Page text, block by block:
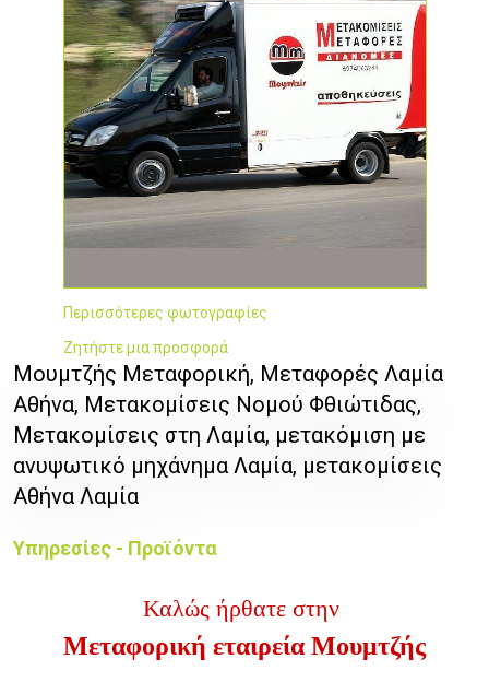
Περισσότερες φωτογραφίες
Ζητήστε μια προσφορά
Μουμτζής Μεταφορική, Μεταφορές Λαμία
Αθήνα, Μετακομίσεις Νομού Φθιώτιδας,
Μετακομίσεις στη Λαμία, μετακόμιση με
ανυψωτικό μηχάνημα Λαμία, μετακομίσεις
Αθήνα Λαμία
Υπηρεσίες - Προϊόντα
Καλώς ήρθατε στην
Μεταφορική εταιρεία Μουμτζής